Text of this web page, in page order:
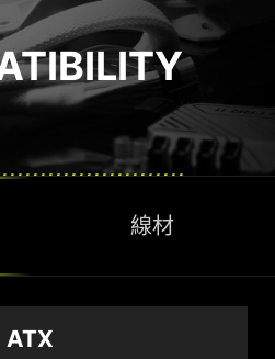
線材
ATX
1 X